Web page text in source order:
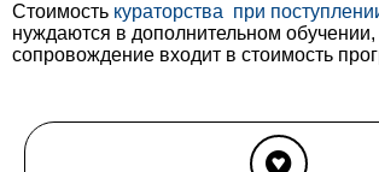
Стоимость кураторства при
нуждаются в дополнительном
сопровождение входит в стоимость